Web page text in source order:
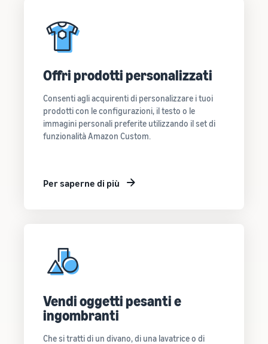
Offri prodotti personalizzati
Consenti agli acquirenti di personalizzare i tuoi
prodotti con le configurazioni, il testo o le
immagini personali preferite utilizzando il set di
funzionalità Amazon Custom.
Per saperne di più
Vendi oggetti pesanti e
ingombranti
Che si tratti di un divano, di una lavatrice o di